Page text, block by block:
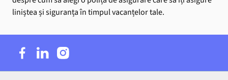
liniștea și siguranța în timpul vacanțelor tale.